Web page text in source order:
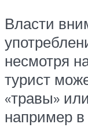
Власти
несмотря
турист
«травы»
например